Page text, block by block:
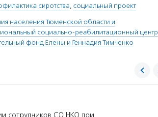
сиротства, социальный проект
населения Тюменской области и
социально-реабилитационный центр
фонд Елены и Геннадия Тимченко
сотрудников СО НКО при